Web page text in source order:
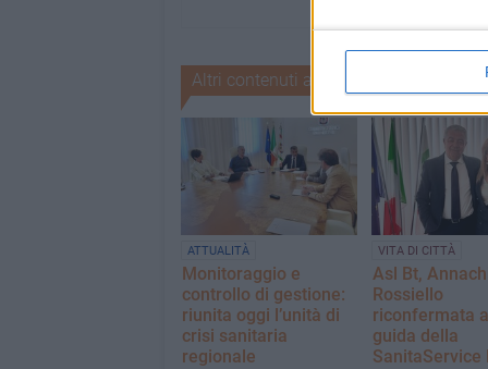
Altri contenuti a tema
ATTUALITÀ
Monitoraggio e
controllo di gestione:
riunita oggi l’unità di
crisi sanitaria
regionale
VITA DI CITTÀ
Asl Bt,
Rossiello
riconfermata
guida della
SanitaService